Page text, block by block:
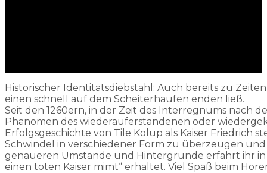
Historischer Identitätsdiebstahl: Auch bereits zu
einen schnell auf dem Scheiterhaufen enden ließ.
Seit den 1260ern, in der Zeit des Interregnums nach
Phänomen des wiederauferstandenen oder
Erfolgsgeschichte von Tile Kolup als Kaiser Friedrich
Schwindel in verschiedener Form zu überzeugen
genaueren Umstände und Hintergründe erfahrt ihr
einen toten Kaiser mimt“ erhaltet. Viel Spaß beim